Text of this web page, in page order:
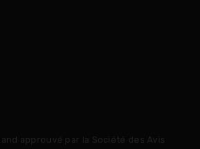
approuvé par la Société des Avis